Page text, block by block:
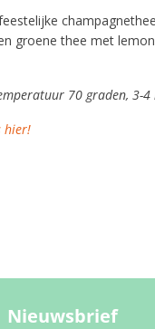
groene thee met
70 graden, 3-
hier!
Nieuwsbrief